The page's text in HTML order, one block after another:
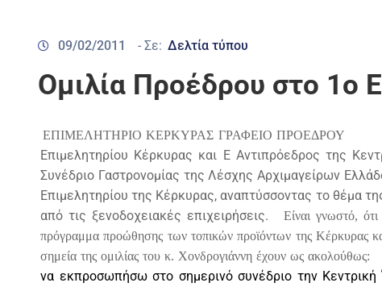
09/02/2011 - Σε: Δελτία τύπου
Ομιλία Προέδρου στο 1ο
ΕΠΙΜΕΛΗΤΗΡΙΟ ΚΕΡΚΥΡΑΣ ΓΡΑΦΕΙΟ ΠΡΟΕΔΡΟΥ
Επιμελητηρίου Κέρκυρας και Ε Αντιπρόεδρος της
Συνέδριο Γαστρονομίας της Λέσχης Αρχιμαγείρων
Επιμελητηρίου της Κέρκυρας, αναπτύσσοντας το θέμα
από τις ξενοδοχειακές επιχειρήσεις.
Είναι γνωστό,
πρόγραμμα προώθησης των τοπικών προϊόντων της Κέρκυρας
σημεία της ομιλίας του κ. Χονδρογιάννη έχουν ως ακολούθως:
να εκπροσωπήσω στο σημερινό συνέδριο την